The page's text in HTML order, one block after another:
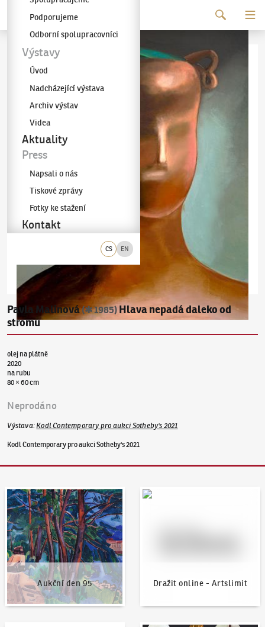
Galerie KODL
CS EN
Podporujeme
Odborní spolupracovníci
Výstavy
Úvod
Nadcházející výstava
Archiv výstav
Videa
Aktuality
Press
Napsali o nás
Tiskové zprávy
Fotky ke stažení
Kontakt
Pavla Malinová(✱ 1985) Hlava nepadá daleko od
stromu
olej na plátně
2020
na rubu
80 × 60 cm
Neprodáno
Výstava:Kodl Contemporary pro aukci Sotheby's 2021
Kodl Contemporary pro aukci Sotheby's 2021
Aukční den 95
Aukční den 95
Dražit online - Artslimit
Dražit online - Artslimit